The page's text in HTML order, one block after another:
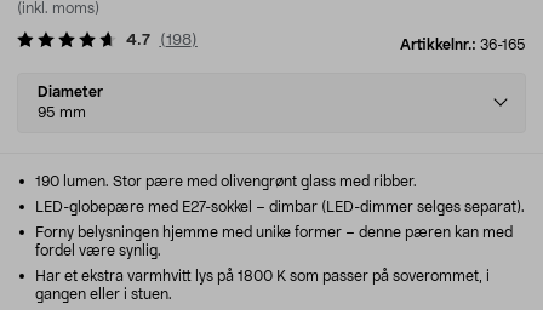
(inkl. moms)
Artikkelnr.: 36-165
4.7 (198)
Select
variant
Diameter
95 mm
190 lumen. Stor pære med olivengrønt glass med ribber.
LED-globepære med E27-sokkel – dimbar (LED-dimmer selges separat).
Forny belysningen hjemme med unike former – denne pæren kan med
fordel være synlig.
Har et ekstra varmhvitt lys på 1800 K som passer på soverommet, i
gangen eller i stuen.